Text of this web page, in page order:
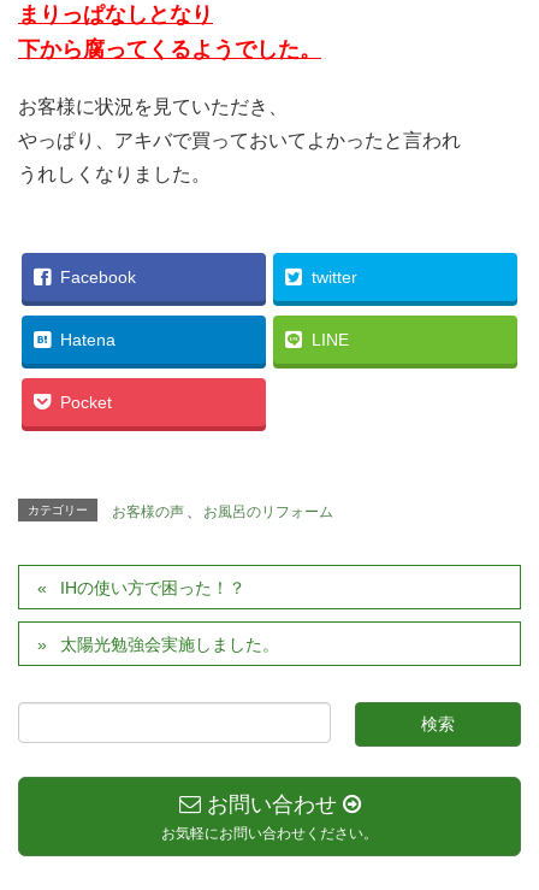
まりっぱなしとなり
下から腐ってくるようでした。
お客様に状況を見ていただき、
やっぱり、アキバで買っておいてよかったと言われ
うれしくなりました。
Facebook twitter
Hatena LINE
Pocket
カテゴリー お客様の声 お風呂のリフォーム
IHの使い方で困った！？
太陽光勉強会実施しました。
お問い合わせ
お気軽にお問い合わせください。